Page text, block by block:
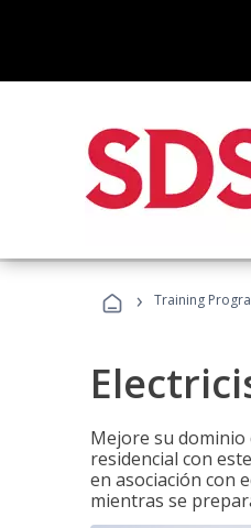
› Training
Mejore su dominio
residencial con
en asociación con
mientras se